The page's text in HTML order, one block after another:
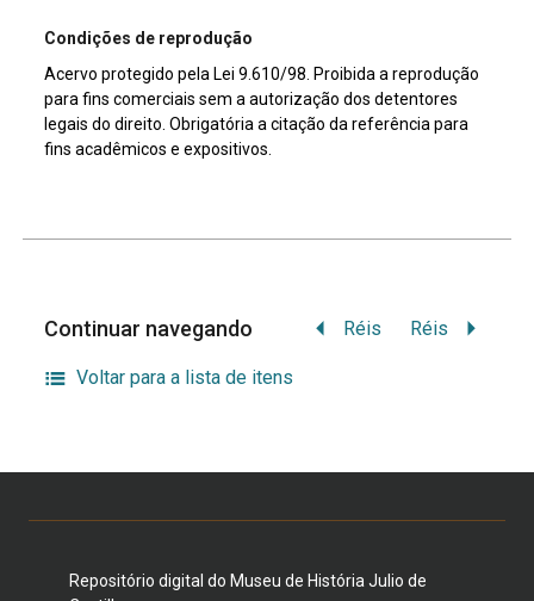
Condições de reprodução
Acervo protegido pela Lei 9.610/98. Proibida a reprodução
para fins comerciais sem a autorização dos detentores
legais do direito. Obrigatória a citação da referência para
fins acadêmicos e expositivos.
Continuar navegando Réis Réis
Voltar para a lista de itens
Repositório digital do Museu de História Julio de